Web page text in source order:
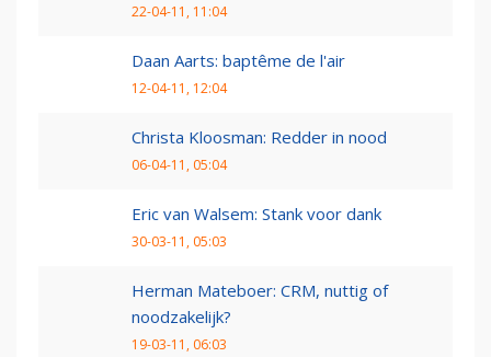
22-04-11, 11:04
Daan Aarts: baptême de l'air
12-04-11, 12:04
Christa Kloosman: Redder in nood
06-04-11, 05:04
Eric van Walsem: Stank voor dank
30-03-11, 05:03
Herman Mateboer: CRM, nuttig of
noodzakelijk?
19-03-11, 06:03